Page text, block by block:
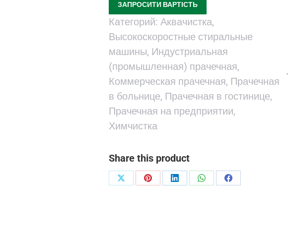
ЗАПРОСИТИ ВАРТІСТЬ
Категорий: Аквачистка,
Высокоскоростные стиральные
машины, Индустриальная
(промышленная) прачечная,
Коммерческая прачечная, Прачечная
в больнице, Прачечная в гостинице,
Прачечная на предприятии,
Химчистка
Share this product
ПоделитьсяПоделитьсяПоделитьсяПоделитьсяПоделиться